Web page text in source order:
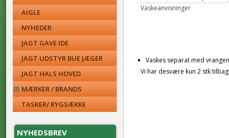
AIGLE
NYHEDER
JAGT GAVE IDE
JAGT UDSTYR BUE JÆGER
JAGT HALS HOVED
MÆRKER / BRANDS
TASKER/ RYGSÆKKE
NYHEDSBREV
Vaskeanvisninger
Vaskes separat med
Vi har desvære kun 2 stk